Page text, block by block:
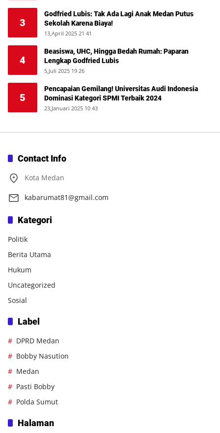
3
Godfried Lubis: Tak Ada Lagi Anak Medan Putus
Sekolah Karena Biaya!
13,April 2025 21 41
4
Beasiswa, UHC, Hingga Bedah Rumah: Paparan
Lengkap Godfried Lubis
5,Juli 2025 19 26
5
Pencapaian Gemilang! Universitas Audi Indonesia
Dominasi Kategori SPMI Terbaik 2024
23,Januari 2025 10 43
Contact Info
Kota Medan
kabarumat81@gmail.com
Kategori
Politik
Berita Utama
Hukum
Uncategorized
Sosial
Label
DPRD Medan
Bobby Nasution
Medan
Pasti Bobby
Polda Sumut
Halaman